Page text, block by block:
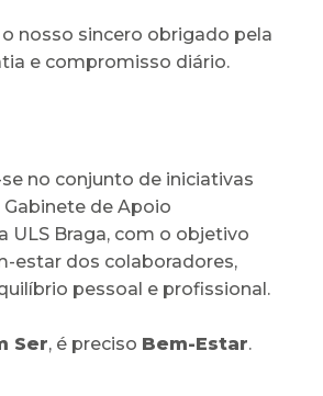
nosso sincero obrigado pela
e compromisso diário.
no conjunto de iniciativas
de Apoio
ULS Braga, com o objetivo
estar dos colaboradores,
pessoal e profissional.
Ser, é preciso Bem-Estar.